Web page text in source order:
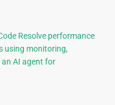
Resolve performance
using monitoring,
an AI agent for